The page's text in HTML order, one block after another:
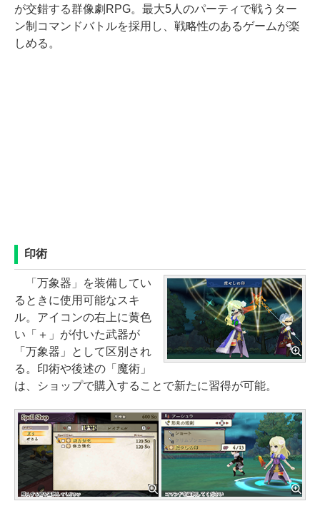
が交錯する群像劇RPG。最大5人のパーティで戦うター
ン制コマンドバトルを採用し、戦略性のあるゲームが楽
しめる。
印術
「万象器」を装備してい
るときに使用可能なスキ
ル。アイコンの右上に黄色
い「＋」が付いた武器が
「万象器」として区別され
る。印術や後述の「魔術」
は、ショップで購入することで新たに習得が可能。